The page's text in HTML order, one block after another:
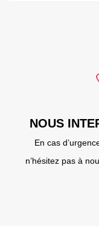
NOUS
En cas
n’hésitez pas à